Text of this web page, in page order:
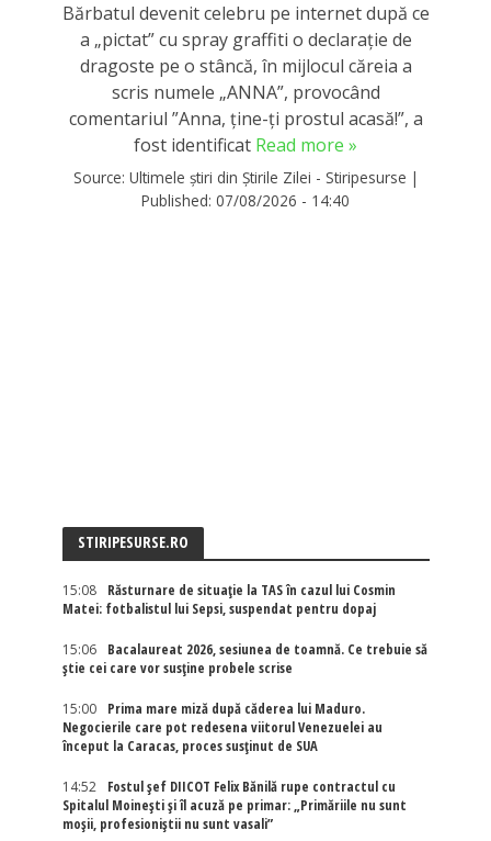
Bărbatul devenit celebru pe internet după ce
a „pictat” cu spray graffiti o declaraţie de
dragoste pe o stâncă, în mijlocul căreia a
scris numele „ANNA”, provocând
comentariul ”Anna, ţine-ţi prostul acasă!”, a
fost identificat Read more »
Source: Ultimele știri din Știrile Zilei - Stiripesurse |
Published: 07/08/2026 - 14:40
STIRIPESURSE.RO
15:08
Răsturnare de situație la TAS în cazul lui Cosmin
Matei: fotbalistul lui Sepsi, suspendat pentru dopaj
15:06
Bacalaureat 2026, sesiunea de toamnă. Ce trebuie să
știe cei care vor susține probele scrise
15:00
Prima mare miză după căderea lui Maduro.
Negocierile care pot redesena viitorul Venezuelei au
început la Caracas, proces susținut de SUA
14:52
Fostul șef DIICOT Felix Bănilă rupe contractul cu
Spitalul Moinești și îl acuză pe primar: „Primăriile nu sunt
moșii, profesioniștii nu sunt vasali”